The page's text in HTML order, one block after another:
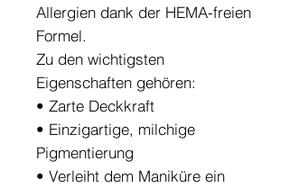
Allergien dank der HEMA-freien
Formel.
Zu den wichtigsten
Eigenschaften gehören:
• Zarte Deckkraft
• Einzigartige, milchige
Pigmentierung
• Verleiht dem Maniküre ein